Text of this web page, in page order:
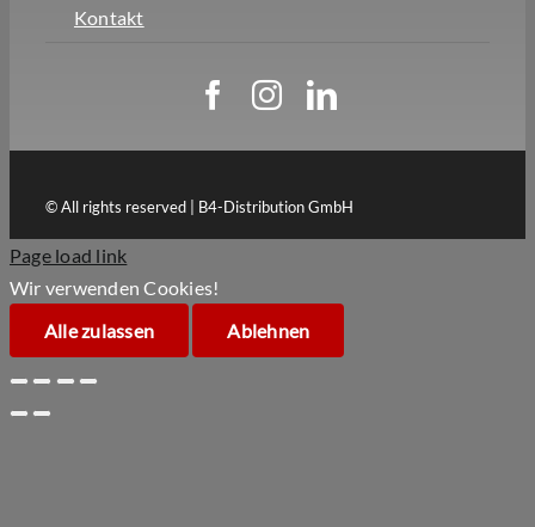
Kontakt
© All rights reserved | B4-Distribution GmbH
Page load link
Wir verwenden Cookies!
Alle zulassen
Ablehnen